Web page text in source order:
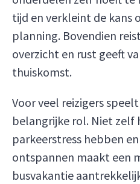
tijd en verkleint de kans
planning. Bovendien
overzicht en rust geeft
thuiskomst.
Voor veel reizigers
belangrijke rol. Niet zelf
parkeerstress hebben
ontspannen maakt een
busvakantie